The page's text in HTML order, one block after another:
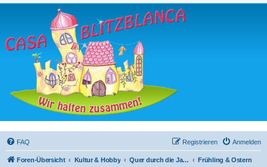
FAQ Anmelden
Registrieren
Foren-Übersicht Kultur & Hobby Quer durch die Jahreszeit Frühling & Ostern